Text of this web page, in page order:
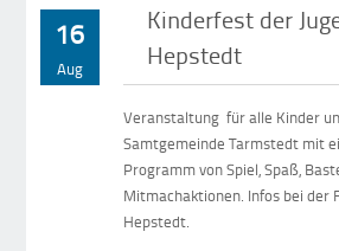
16
Aug
Kinderfest der
Hepstedt
Veranstaltung für alle Kinder
Samtgemeinde Tarmstedt mit
Programm von Spiel, Spaß,
Mitmachaktionen. Infos bei der
Hepstedt.